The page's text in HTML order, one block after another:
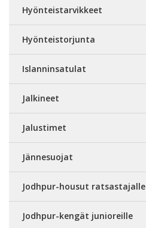
Hyönteistarvikkeet
Hyönteistorjunta
Islanninsatulat
Jalkineet
Jalustimet
Jännesuojat
Jodhpur-housut ratsastajalle
Jodhpur-kengät junioreille